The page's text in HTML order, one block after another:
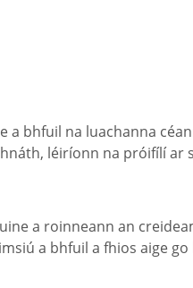
bhfuil na luachanna
léiríonn na próifílí
a roinneann an
a bhfuil a fhios aige